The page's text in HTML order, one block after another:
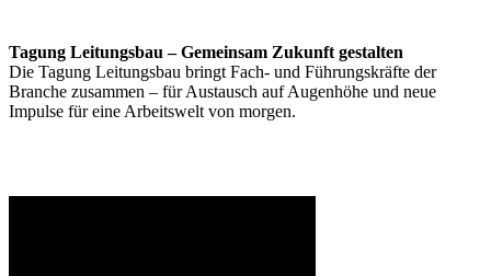
Tagung Leitungsbau – Gemeinsam Zukunft gestalten
Die Tagung Leitungsbau bringt Fach- und Führungskräfte der
Branche zusammen – für Austausch auf Augenhöhe und neue
Impulse für eine Arbeitswelt von morgen.